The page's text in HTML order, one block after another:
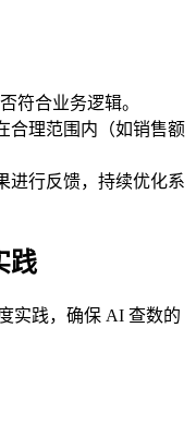
符合业务逻辑。
合理范围内（如销售额
进行反馈，持续优化系
践
实践，确保 AI 查数的